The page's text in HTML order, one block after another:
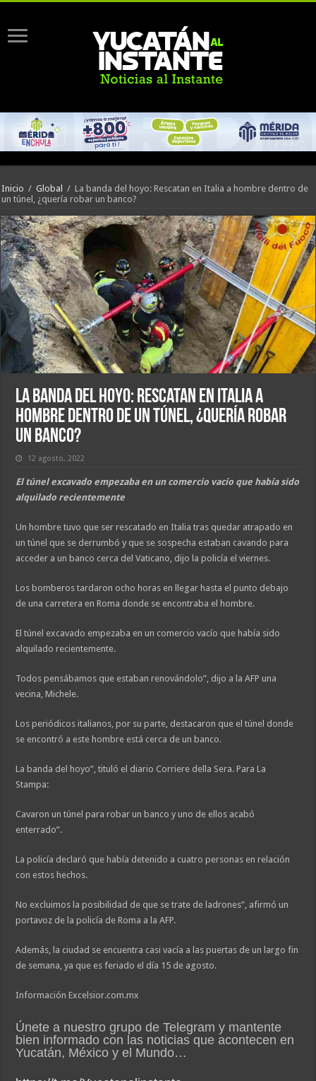
Inicio / Global / La banda del hoyo: Rescatan en Italia a hombre dentro de
un túnel, ¿quería robar un banco?
La banda del hoyo: Rescatan en Italia a
hombre dentro de un túnel, ¿quería robar
un banco?
12 agosto, 2022
El túnel excavado empezaba en un comercio vacío que había sido
alquilado recientemente
Un hombre tuvo que ser rescatado en Italia tras quedar atrapado en
un túnel que se derrumbó y que se sospecha estaban cavando para
acceder a un banco cerca del Vaticano, dijo la policía el viernes.
Los bomberos tardaron ocho horas en llegar hasta el punto debajo
de una carretera en Roma donde se encontraba el hombre.
El túnel excavado empezaba en un comercio vacío que había sido
alquilado recientemente.
Todos pensábamos que estaban renovándolo”, dijo a la AFP una
vecina, Michele.
Los periódicos italianos, por su parte, destacaron que el túnel donde
se encontró a este hombre está cerca de un banco.
La banda del hoyo”, tituló el diario Corriere della Sera. Para La
Stampa:
Cavaron un túnel para robar un banco y uno de ellos acabó
enterrado”.
La policía declaró que había detenido a cuatro personas en relación
con estos hechos.
No excluimos la posibilidad de que se trate de ladrones”, afirmó un
portavoz de la policía de Roma a la AFP.
Además, la ciudad se encuentra casi vacía a las puertas de un largo fin
de semana, ya que es feriado el día 15 de agosto.
Información Excelsior.com.mx
Únete a nuestro grupo de Telegram y mantente
bien informado con las noticias que acontecen en
Yucatán, México y el Mundo…